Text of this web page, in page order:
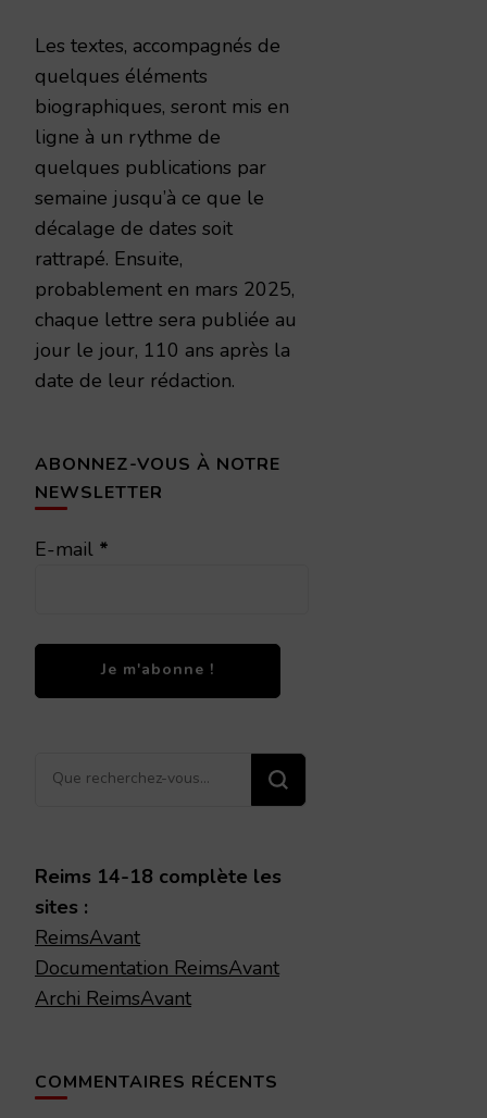
Les textes, accompagnés de
quelques éléments
biographiques, seront mis en
ligne à un rythme de
quelques publications par
semaine jusqu’à ce que le
décalage de dates soit
rattrapé. Ensuite,
probablement en mars 2025,
chaque lettre sera publiée au
jour le jour, 110 ans après la
date de leur rédaction.
ABONNEZ-VOUS À NOTRE
NEWSLETTER
E-mail *
Vous
Reims 14-18 complète les
sites :
ReimsAvant
Documentation ReimsAvant
Archi ReimsAvant
COMMENTAIRES RÉCENTS